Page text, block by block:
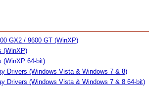
GX2 / 9600 GT (WinXP)
(WinXP)
(WinXP 64-bit)
Drivers (Windows Vista & Windows 7 & 8)
Drivers (Windows Vista & Windows 7 & 8 64-bit)